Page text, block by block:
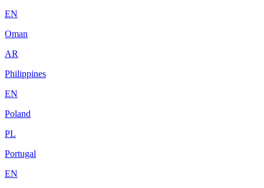
EN
Oman
AR
Philippines
EN
Poland
PL
Portugal
EN